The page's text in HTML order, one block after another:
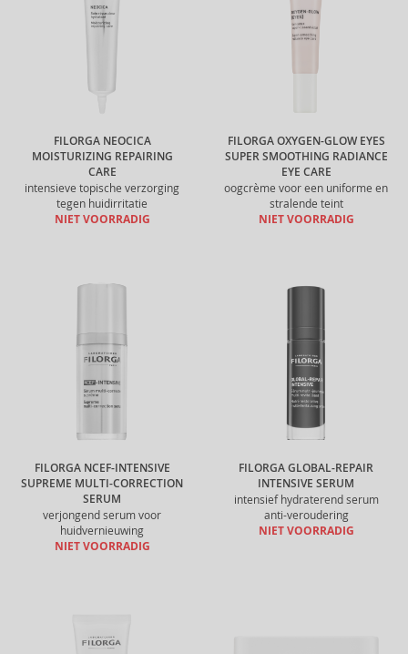
FILORGA NEOCICA
MOISTURIZING REPAIRING
CARE
intensieve topische verzorging
tegen huidirritatie
NIET VOORRADIG
FILORGA OXYGEN-GLOW EYES
SUPER SMOOTHING RADIANCE
EYE CARE
oogcrème voor een uniforme en
stralende teint
NIET VOORRADIG
FILORGA NCEF-INTENSIVE
SUPREME MULTI-CORRECTION
SERUM
verjongend serum voor
huidvernieuwing
NIET VOORRADIG
FILORGA GLOBAL-REPAIR
INTENSIVE SERUM
intensief hydraterend serum
anti-veroudering
NIET VOORRADIG